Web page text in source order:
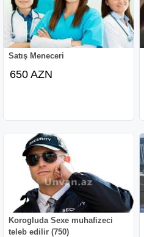
Satış Meneceri
650 AZN
Korogluda Sexe muhafizeci
teleb edilir (750)